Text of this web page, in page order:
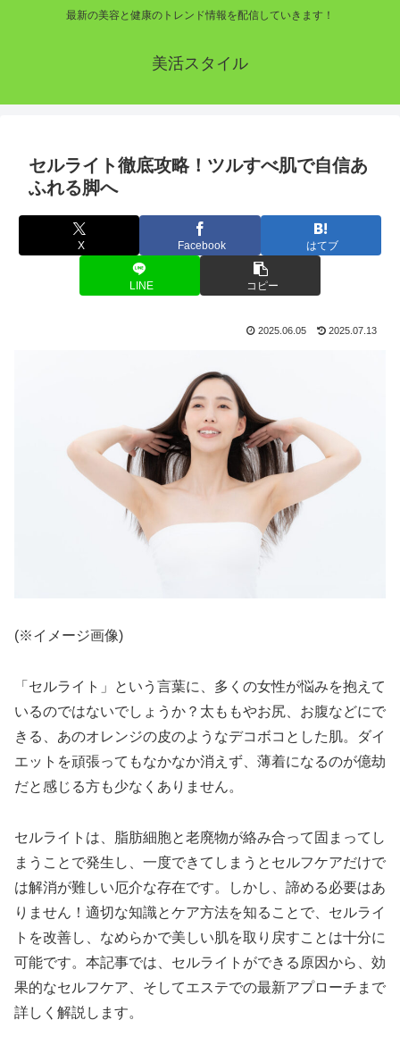
最新の美容と健康のトレンド情報を配信していきます！
美活スタイル
セルライト徹底攻略！ツルすべ肌で自信あ
ふれる脚へ
X Facebook はてブ
LINE コピー
2025.06.05 2025.07.13
(※イメージ画像)
「セルライト」という言葉に、多くの女性が悩みを抱えて
いるのではないでしょうか？太ももやお尻、お腹などにで
きる、あのオレンジの皮のようなデコボコとした肌。ダイ
エットを頑張ってもなかなか消えず、薄着になるのが億劫
だと感じる方も少なくありません。
セルライトは、脂肪細胞と老廃物が絡み合って固まってし
まうことで発生し、一度できてしまうとセルフケアだけで
は解消が難しい厄介な存在です。しかし、諦める必要はあ
りません！適切な知識とケア方法を知ることで、セルライ
トを改善し、なめらかで美しい肌を取り戻すことは十分に
可能です。本記事では、セルライトができる原因から、効
果的なセルフケア、そしてエステでの最新アプローチまで
詳しく解説します。